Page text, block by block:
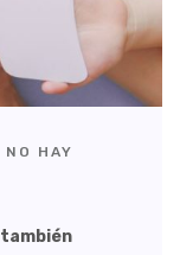
NO HAY
también